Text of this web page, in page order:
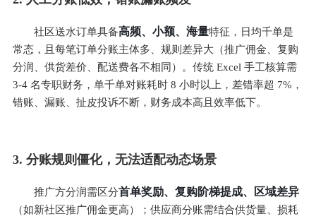
社区送水订单具备高频、小额、海量特征，日均千单是
常态，且每笔订单分账主体多、规则差异大（推广佣金、复购
分润、供货差价、配送费各不相同）。传统 Excel 手工核算需
3-4 名专职财务，单千单对账耗时 8 小时以上，差错率超 7%，
错账、漏账、扯皮投诉不断，财务成本高且效率低下。
3. 分账规则僵化，无法适配动态场景
推广方分润需区分首单奖励、复购阶梯提成、区域差异
（如新社区推广佣金更高）；供应商分账需结合供货量、损耗